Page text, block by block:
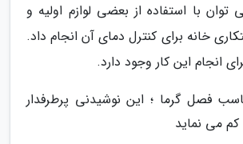
با استفاده از بعضی لوازم اولیه و
خانه برای کنترل دمای آن انجام داد.
فصل گرما ؛ این نوشیدنی پرطرفدار
کم می نماید